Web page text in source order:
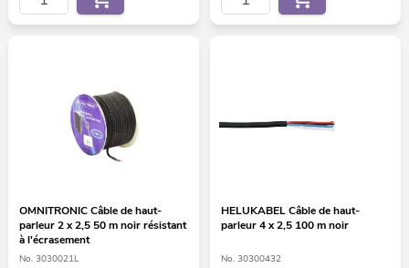
OMNITRONIC Câble de haut-
parleur 2 x 2,5 50 m noir résistant
à l'écrasement
No. 3030021L
HELUKABEL Câble de haut-
parleur 4 x 2,5 100 m noir
No. 30300432